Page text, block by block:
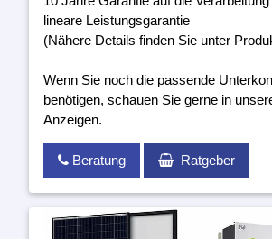
lineare Leistungsgarantie
(Nähere Details finden Sie unter
Wenn Sie noch die passende
benötigen, schauen Sie gerne in
Anzeigen.
Beratung Ratgeber